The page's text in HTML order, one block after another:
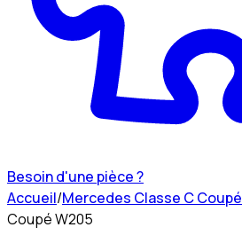
Besoin d'une pièce ?
Accueil/Mercedes Classe C Coupé
Coupé W205